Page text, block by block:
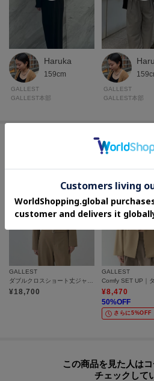
Haruka
159cm
GALLEST
GALLEST本部
GALLEST
GALLEST本部
このアイテムに似て
GALLEST
ダブルクロスショート丈ジャケット【セットアップ可能】
¥18,700
GALLEST
¥8,470
50%OFF
さらに5%OFF
この商品を見た人は
チェックして